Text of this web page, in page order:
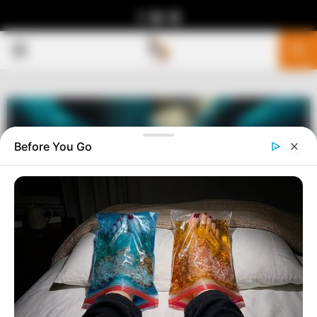
MENU
Before You Go